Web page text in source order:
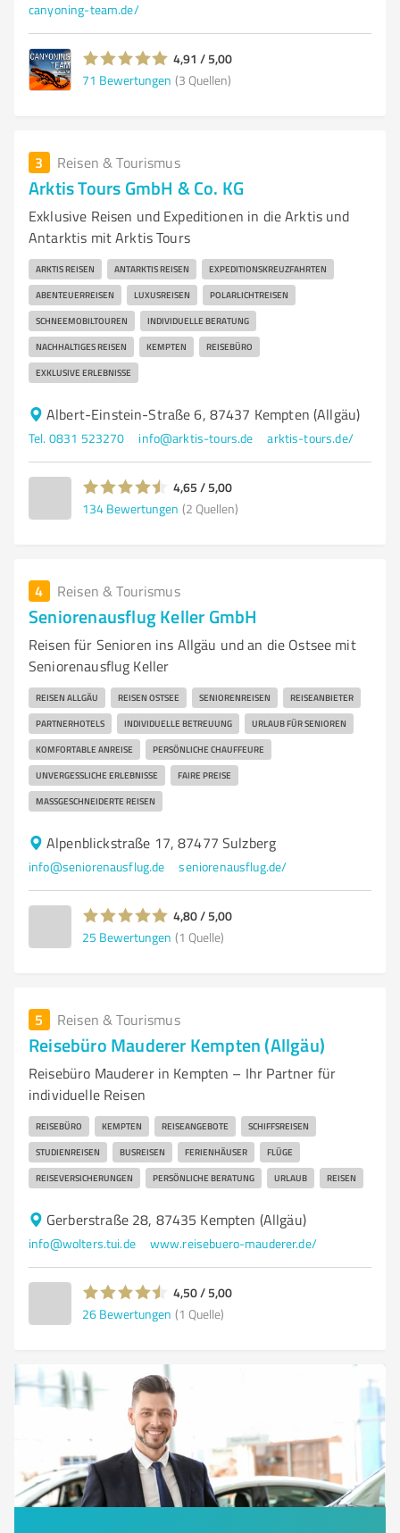
canyoning-team.de/
4,91 / 5,00
71 Bewertungen (3 Quellen)
3 Reisen & Tourismus
Arktis Tours GmbH & Co. KG
Exklusive Reisen und Expeditionen in die Arktis und
Antarktis mit Arktis Tours
ARKTIS REISEN ANTARKTIS REISEN EXPEDITIONSKREUZFAHRTEN
ABENTEUERREISEN LUXUSREISEN POLARLICHTREISEN
SCHNEEMOBILTOUREN INDIVIDUELLE BERATUNG
NACHHALTIGES REISEN KEMPTEN REISEBÜRO
EXKLUSIVE ERLEBNISSE
Albert-Einstein-Straße 6, 87437 Kempten (Allgäu)
Tel. 0831 523270 info@arktis-tours.de arktis-tours.de/
4,65 / 5,00
134 Bewertungen (2 Quellen)
4 Reisen & Tourismus
Seniorenausflug Keller GmbH
Reisen für Senioren ins Allgäu und an die Ostsee mit
Seniorenausflug Keller
REISEN ALLGÄU REISEN OSTSEE SENIORENREISEN REISEANBIETER
PARTNERHOTELS INDIVIDUELLE BETREUUNG URLAUB FÜR SENIOREN
KOMFORTABLE ANREISE PERSÖNLICHE CHAUFFEURE
UNVERGESSLICHE ERLEBNISSE FAIRE PREISE
MASSGESCHNEIDERTE REISEN
Alpenblickstraße 17, 87477 Sulzberg
info@seniorenausflug.de seniorenausflug.de/
4,80 / 5,00
25 Bewertungen (1 Quelle)
5 Reisen & Tourismus
Reisebüro Mauderer Kempten (Allgäu)
Reisebüro Mauderer in Kempten – Ihr Partner für
individuelle Reisen
REISEBÜRO KEMPTEN REISEANGEBOTE SCHIFFSREISEN
STUDIENREISEN BUSREISEN FERIENHÄUSER FLÜGE
REISEVERSICHERUNGEN PERSÖNLICHE BERATUNG URLAUB REISEN
Gerberstraße 28, 87435 Kempten (Allgäu)
info@wolters.tui.de www.reisebuero-mauderer.de/
4,50 / 5,00
26 Bewertungen (1 Quelle)